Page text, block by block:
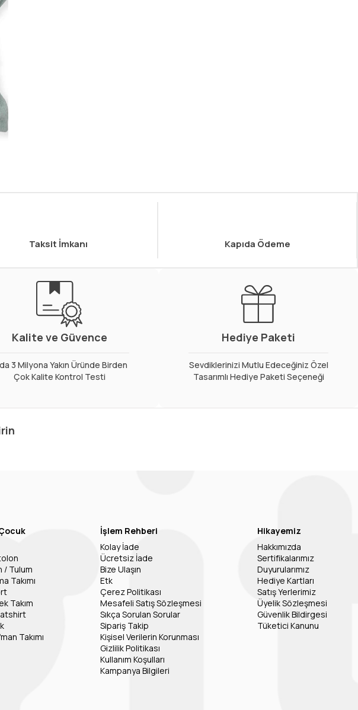
Taksit İmkanı Kapıda Ödeme
Kalite ve Güvence
3 Milyona Yakın Üründe Birden
Çok Kalite Kontrol Testi
Hediye Paketi
Sevdiklerinizi Mutlu Edeceğiniz Özel
Tasarımlı Hediye Paketi Seçeneği
/ Tulum
Takımı
Takım
Takımı
İşlem Rehberi
Kolay İade
Ücretsiz İade
Bize Ulaşın
Etk
Çerez Politikası
Mesafeli Satış Sözleşmesi
Sıkça Sorulan Sorular
Sipariş Takip
Kişisel Verilerin Korunması
Gizlilik Politikası
Kullanım Koşulları
Kampanya Bilgileri
Hikayemiz
Hakkımızda
Sertifikalarımız
Duyurularımız
Hediye Kartları
Satış Yerlerimiz
Üyelik Sözleşmesi
Güvenlik Bildirgesi
Tüketici Kanunu